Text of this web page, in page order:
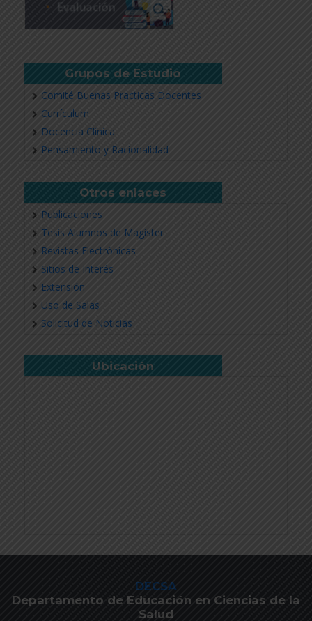
Grupos de Estudio
Comité Buenas Practicas Docentes
Currículum
Docencia Clínica
Pensamiento y Racionalidad
Otros enlaces
Publicaciones
Tesis Alumnos de Magíster
Revistas Electrónicas
Sitios de Interés
Extensión
Uso de Salas
Solicitud de Noticias
Ubicación
DECSA
Departamento de Educación en Ciencias de la
Salud